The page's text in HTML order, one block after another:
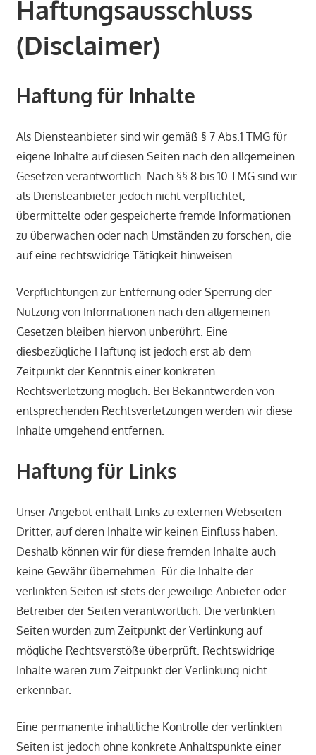
Haftungsausschluss
(Disclaimer)
Haftung für Inhalte
Als Diensteanbieter sind wir gemäß § 7 Abs.1 TMG für
eigene Inhalte auf diesen Seiten nach den allgemeinen
Gesetzen verantwortlich. Nach §§ 8 bis 10 TMG sind wir
als Diensteanbieter jedoch nicht verpflichtet,
übermittelte oder gespeicherte fremde Informationen
zu überwachen oder nach Umständen zu forschen, die
auf eine rechtswidrige Tätigkeit hinweisen.
Verpflichtungen zur Entfernung oder Sperrung der
Nutzung von Informationen nach den allgemeinen
Gesetzen bleiben hiervon unberührt. Eine
diesbezügliche Haftung ist jedoch erst ab dem
Zeitpunkt der Kenntnis einer konkreten
Rechtsverletzung möglich. Bei Bekanntwerden von
entsprechenden Rechtsverletzungen werden wir diese
Inhalte umgehend entfernen.
Haftung für Links
Unser Angebot enthält Links zu externen Webseiten
Dritter, auf deren Inhalte wir keinen Einfluss haben.
Deshalb können wir für diese fremden Inhalte auch
keine Gewähr übernehmen. Für die Inhalte der
verlinkten Seiten ist stets der jeweilige Anbieter oder
Betreiber der Seiten verantwortlich. Die verlinkten
Seiten wurden zum Zeitpunkt der Verlinkung auf
mögliche Rechtsverstöße überprüft. Rechtswidrige
Inhalte waren zum Zeitpunkt der Verlinkung nicht
erkennbar.
Eine permanente inhaltliche Kontrolle der verlinkten
Seiten ist jedoch ohne konkrete Anhaltspunkte einer